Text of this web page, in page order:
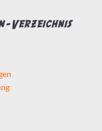
Verzeichnis